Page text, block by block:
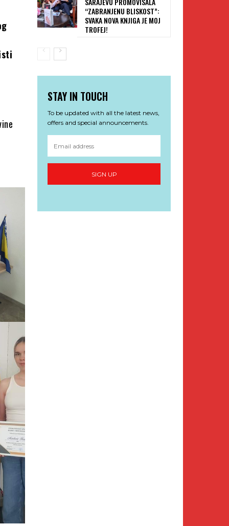
“ZABRANJENU BLISKOST”:
SVAKA NOVA KNJIGA JE MOJ
TROFEJ!
STAY IN TOUCH
To be updated with all the latest news,
offers and special announcements.
SIGN UP